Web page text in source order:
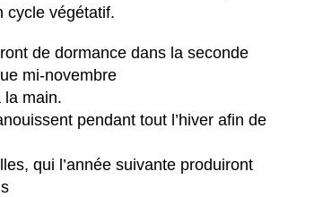
cycle végétatif.
de dormance dans la seconde
mi-novembre
la main.
pendant tout l’hiver afin de
qui l’année suivante produiront